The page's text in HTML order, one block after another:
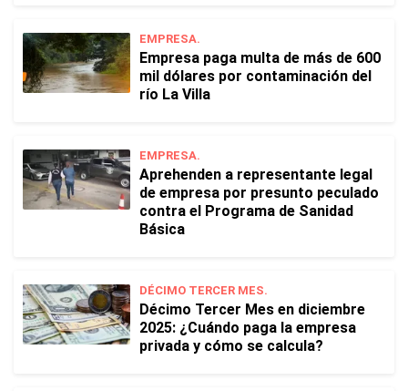
EMPRESA.
Empresa paga multa de más de 600
mil dólares por contaminación del
río La Villa
EMPRESA.
Aprehenden a representante legal
de empresa por presunto peculado
contra el Programa de Sanidad
Básica
DÉCIMO TERCER MES.
Décimo Tercer Mes en diciembre
2025: ¿Cuándo paga la empresa
privada y cómo se calcula?